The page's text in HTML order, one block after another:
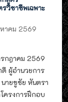
วิชาชีพเฉพาะ
าคม 2569
กฎาคม 2569
ดี ผู้อำนวยการ
ายชูชัย หันตรา
ครงการฝึกอบ